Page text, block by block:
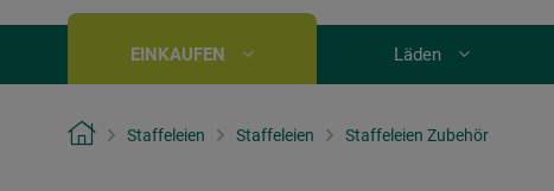
EINKAUFEN Läden
Staffeleien Staffeleien Staffeleien Zubehör